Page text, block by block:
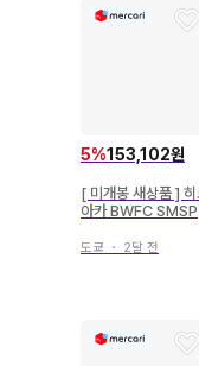
5%153,102원
[ 미개봉 새상품 ]
아카 BWFC SMSP
트
도쿄 ・ 2달 전